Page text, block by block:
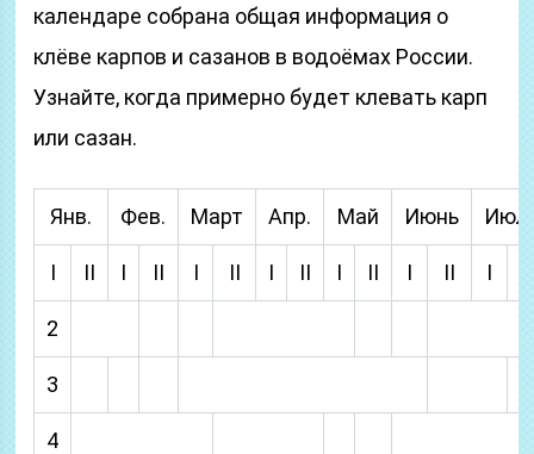
календаре собрана общая информация о
клёве карпов и сазанов в водоёмах России.
Узнайте, когда примерно будет клевать карп
или сазан.
Янв. Фев. Март Апр. Май Июнь
I II I II I II I II I II I II I
2
3
4